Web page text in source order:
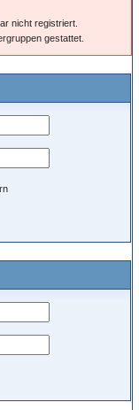
nicht registriert.
gestattet.